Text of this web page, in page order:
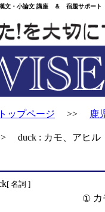
文・小論文 講座 ＆ 宿題サポー
トップページ >> 鹿
duck : カモ、アヒル
[ 名詞 ]
①